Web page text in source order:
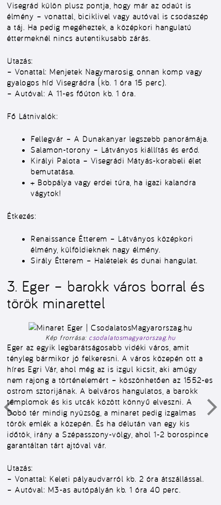
Visegrád külön plusz pontja, hogy már az odaút is
élmény – vonattal, biciklivel vagy autóval is csodaszép
a táj. Ha pedig megéheztek, a középkori hangulatú
éttermeknél nincs autentikusabb zárás.
Utazás:
– Vonattal: Menjetek Nagymarosig, onnan komp vagy
gyalogos híd Visegrádra (kb. 1 óra 15 perc).
– Autóval: A 11-es főúton kb. 1 óra.
Fő Látnivalók:
Fellegvár – A Dunakanyar legszebb panorámája.
Salamon-torony – Látványos kiállítás és erőd.
Királyi Palota – Visegrádi Mátyás-korabeli élet
bemutatása.
+ Bobpálya vagy erdei túra, ha igazi kalandra
vágytok!
Étkezés:
Renaissance Étterem – Látványos középkori
élmény, külföldieknek nagy élmény.
Sirály Étterem – Halételek és dunai hangulat.
3. Eger – barokk város borral és
török minarettel
Kép frorrása: csodalatosmagyarorszag.hu
Eger az egyik legbarátságosabb vidéki város, amit
tényleg bármikor jó felkeresni. A város közepén ott a
híres Egri Vár, ahol még az is izgul kicsit, aki amúgy
nem rajong a történelemért – köszönhetően az 1552-es
ostrom sztorijának. A belváros hangulatos, a barokk
templomok és kis utcák között könnyű elveszni. A
Dobó tér mindig nyüzsög, a minaret pedig izgalmas
török emlék a közepén. És ha délután van egy kis
időtök, irány a Szépasszony-völgy, ahol 1-2 borospince
garantáltan tárt ajtóval vár.
Utazás:
– Vonattal: Keleti pályaudvarról kb. 2 óra átszállással.
– Autóval: M3-as autópályán kb. 1 óra 40 perc.